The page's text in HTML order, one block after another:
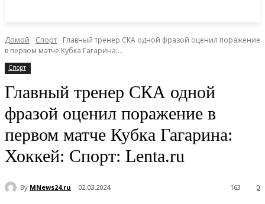
Домой Спорт
Главный тренер СКА одной фразой оценил поражение
в первом матче Кубка Гагарина:...
Спорт
Главный тренер СКА одной
фразой оценил поражение в
первом матче Кубка Гагарина:
Хоккей: Спорт: Lenta.ru
By MNews24.ru 02.03.2024 0
163